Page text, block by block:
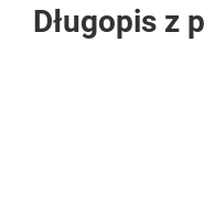
Długopis z